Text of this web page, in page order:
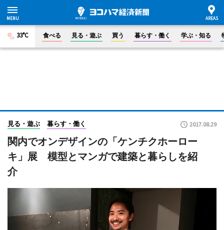
33°C 食べる 見る・遊ぶ 買う 暮らす・働く 学ぶ・知る
見る・遊ぶ 暮らす・働く 2017.08.29
関内でオンデザインの「ケンチクホーロー
キ」展 模型とマンガで建築と暮らしを紹
介